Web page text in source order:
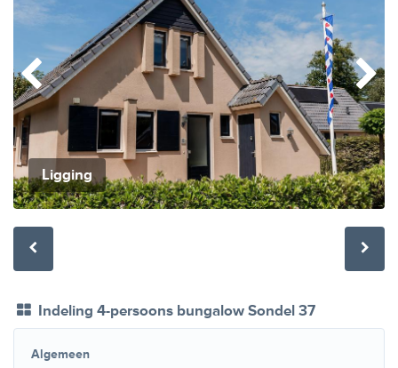
Ligging
Indeling 4-persoons bungalow Sondel 37
Algemeen